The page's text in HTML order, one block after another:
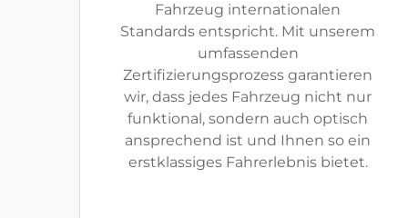
Fahrzeug internationalen
Standards entspricht. Mit unserem
umfassenden
Zertifizierungsprozess garantieren
wir, dass jedes Fahrzeug nicht nur
funktional, sondern auch optisch
ansprechend ist und Ihnen so ein
erstklassiges Fahrerlebnis bietet.